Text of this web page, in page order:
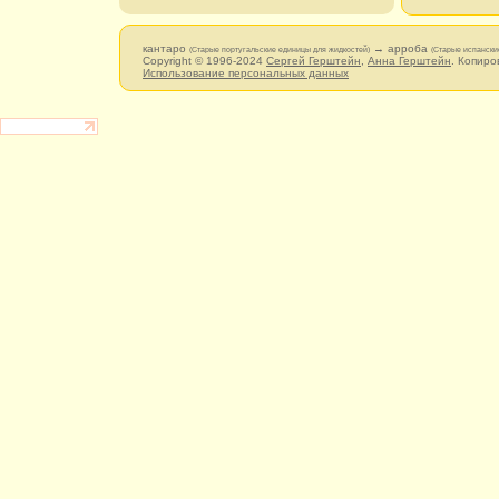
кантаро (Старые португальские единицы для жидкостей) → арроба (Старые
Copyright © 1996-2024 Сергей Герштейн Анна Герштейн .
Использование персональных данных